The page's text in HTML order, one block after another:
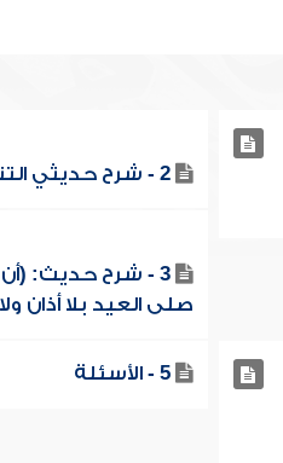
2 - شرح حديثي التنفل قبل صلاة العيد أو بعدها
3 - شرح حديث:
صلى العيد بلا أذان
5 - الأسئلة